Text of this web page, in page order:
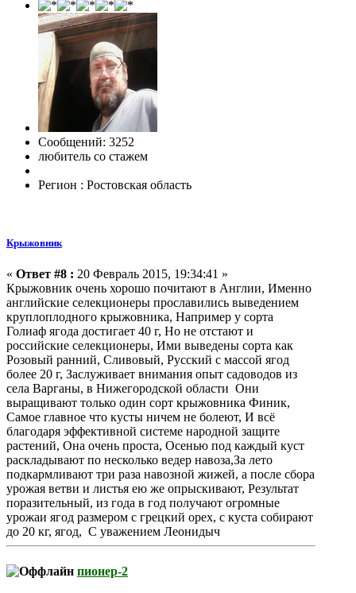
Сообщений: 3252
любитель со стажем
Регион : Ростовская область
Крыжовник
« Ответ #8 : 20 Февраль 2015, 19:34:41 »
Крыжовник очень хорошо почитают в Англии, Именно
английские селекционеры прославились выведением
круплоплодного крыжовника, Например у сорта
Голиаф ягода достигает 40 г, Но не отстают и
российские селекционеры, Ими выведены сорта как
Розовый ранний, Сливовый, Русский с массой ягод
более 20 г, Заслуживает внимания опыт садоводов из
села Варганы, в Нижегородской области Они
выращивают только один сорт крыжовника Финик,
Самое главное что кусты ничем не болеют, И всё
благодаря эффективной системе народной защите
растений, Она очень проста, Осенью под каждый куст
раскладывают по несколько ведер навоза,За лето
подкармливают три раза навозной жижей, а после сбора
урожая ветви и листья ею же опрыскивают, Результат
поразительный, из года в год получают огромные
урожаи ягод размером с грецкий орех, с куста собирают
до 20 кг, ягод, С уважением Леонидыч
пионер-2